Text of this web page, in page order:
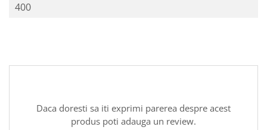
400
Daca doresti sa iti exprimi parerea despre acest
produs poti adauga un review.